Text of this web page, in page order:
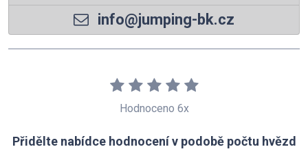
info@jumping-bk.cz
Hodnoceno 6x
Přidělte nabídce hodnocení v podobě počtu hvězd